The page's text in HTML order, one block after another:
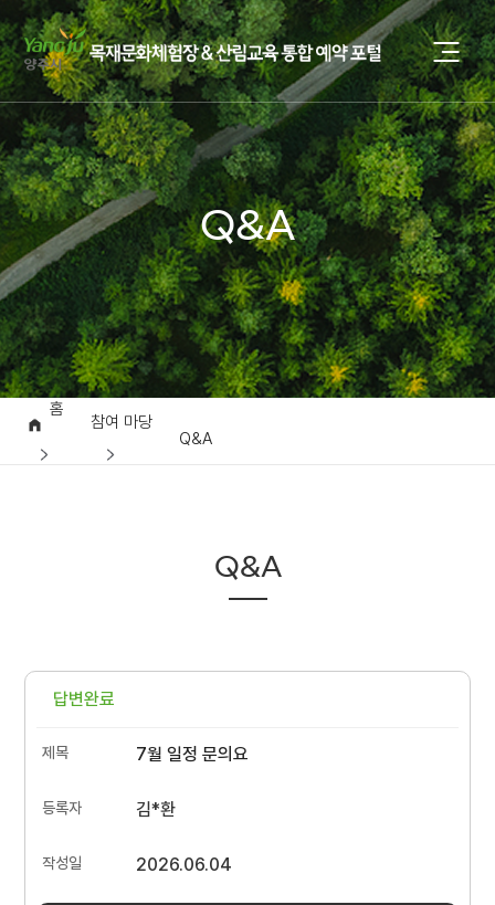
Q&A
홈
참여 마당
Q&A
Q&A
답변완료
7월 일정 문의요
김*환
2026.06.04